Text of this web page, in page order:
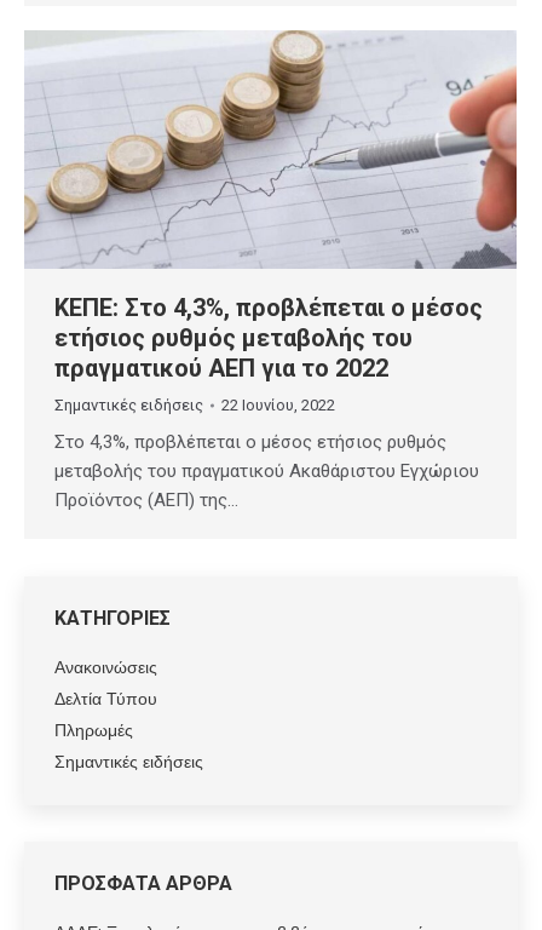
ΚΕΠΕ: Στο 4,3%, προβλέπεται ο μέσος
ετήσιος ρυθμός μεταβολής του
πραγματικού ΑΕΠ για το 2022
Σημαντικές ειδήσεις 22 Ιουνίου, 2022
Στο 4,3%, προβλέπεται ο μέσος ετήσιος ρυθμός
μεταβολής του πραγματικού Ακαθάριστου Εγχώριου
Προϊόντος (ΑΕΠ) της…
ΚΑΤΗΓΟΡΙΕΣ
Ανακοινώσεις
Δελτία Τύπου
Πληρωμές
Σημαντικές ειδήσεις
ΠΡΟΣΦΑΤΑ ΑΡΘΡΑ